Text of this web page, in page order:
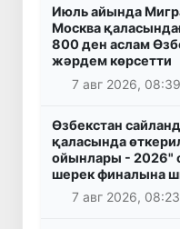
Июль айында
Москва
800 ден аслам
жәрдем көрсетти
7 авг 2026, 08:39
Өзбекстан
қаласында
ойынлары - 2026"
шерек финалына
7 авг 2026, 08:23